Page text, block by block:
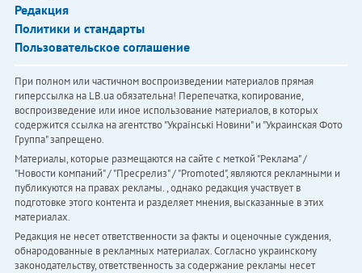
Редакция
Политики и стандарты
Пользовательское соглашение
При полном или частичном воспроизведении материалов прямая
гиперссылка на LB.ua обязательна! Перепечатка, копирование,
воспроизведение или иное использование материалов, в которых
содержится ссылка на агентство "Українськi Новини" и "Украинская Фото
Группа" запрещено.
Материалы, которые размещаются на сайте с меткой "Реклама" /
"Новости компаний" / "Пресрелиз" / "Promoted", являются рекламными и
публикуются на правах рекламы. , однако редакция участвует в
подготовке этого контента и разделяет мнения, высказанные в этих
материалах.
Редакция не несет ответственности за факты и оценочные суждения,
обнародованные в рекламных материалах. Согласно украинскому
законодательству, ответственность за содержание рекламы несет